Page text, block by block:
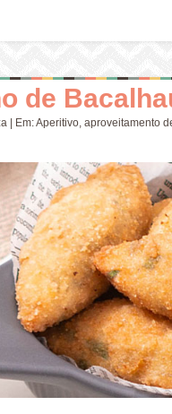
de
| Em:Aperitivo, aproveitamento